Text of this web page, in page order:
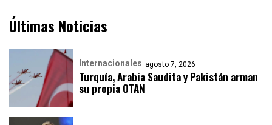
Últimas Noticias
Internacionales agosto 7, 2026
Turquía, Arabia Saudita y Pakistán arman
su propia OTAN